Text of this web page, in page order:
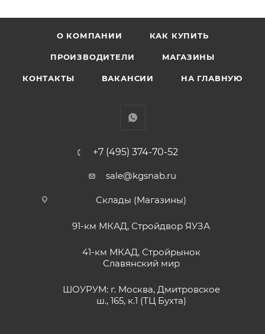
О КОМПАНИИ КАК КУПИТЬ
ПРОИЗВОДИТЕЛИ МАГАЗИНЫ
КОНТАКТЫ ВАКАНСИИ НА ГЛАВНУЮ
+7 (495) 374-70-52
sale@kgsnab.ru
Склады (Магазины)
91-км МКАД, Стройдвор ЯУЗА
41-км МКАД, Стройрынок
Славянский мир
ШОУРУМ: г. Москва, Дмитровское
ш., 165, к.1 (ТЦ Бухта)